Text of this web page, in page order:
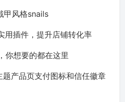
甲风格snails
用插件，提升店铺转化率
你想要的都在这里
产品页支付图标和信任徽章